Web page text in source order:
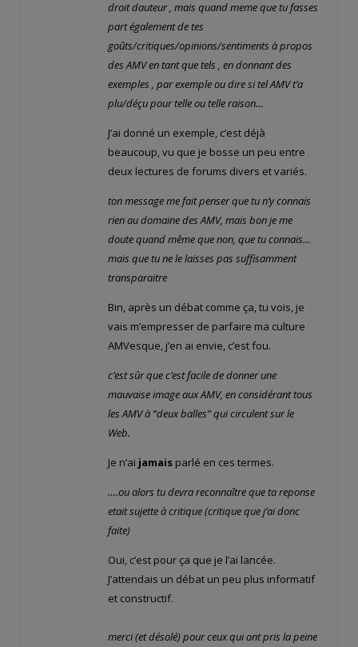
droit dauteur , mais quand meme que tu fasses
part également de tes
goûts/critiques/opinions/sentiments à propos
des AMV en tant que tels , en donnant des
exemples , par exemple ou dire si tel AMV t’a
plu/déçu pour telle ou telle raison…
J’ai donné un exemple, c’est déjà
beaucoup, vu que je bosse un peu entre
deux lectures de forums divers et variés.
ton message me fait penser que tu n’y connais
rien au domaine des AMV, mais bon je me
doute quand même que non, que tu connais…
mais que tu ne le laisses pas suffisamment
transparaitre
Bin, après un débat comme ça, tu vois, je
vais m’empresser de parfaire ma culture
AMVesque, j’en ai envie, c’est fou.
c’est sûr que c’est facile de donner une
mauvaise image aux AMV, en considérant tous
les AMV à “deux balles” qui circulent sur le
Web.
Je n’ai jamais parlé en ces termes.
….ou alors tu devra reconnaître que ta reponse
etait sujette à critique (critique que j’ai donc
faite)
Oui, c’est pour ça que je l’ai lancée.
J’attendais un débat un peu plus informatif
et constructif.
merci (et désolé) pour ceux qui ont pris la peine